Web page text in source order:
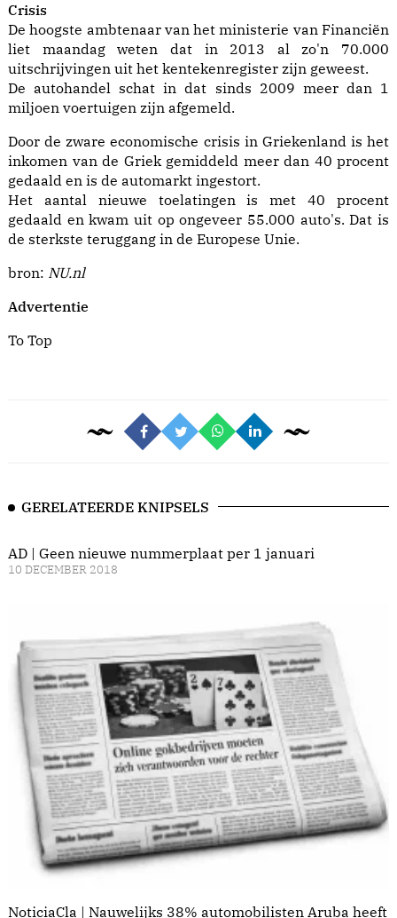
Crisis
De hoogste ambtenaar van het ministerie van Financiën
liet maandag weten dat in 2013 al zo'n 70.000
uitschrijvingen uit het kentekenregister zijn geweest.
De autohandel schat in dat sinds 2009 meer dan 1
miljoen voertuigen zijn afgemeld.
Door de zware economische crisis in Griekenland is het
inkomen van de Griek gemiddeld meer dan 40 procent
gedaald en is de automarkt ingestort.
Het aantal nieuwe toelatingen is met 40 procent
gedaald en kwam uit op ongeveer 55.000 auto's. Dat is
de sterkste teruggang in de Europese Unie.
bron: NU.nl
Advertentie
To Top
GERELATEERDE KNIPSELS
AD | Geen nieuwe nummerplaat per 1 januari
10 DECEMBER 2018
NoticiaCla | Nauwelijks 38% automobilisten Aruba heeft